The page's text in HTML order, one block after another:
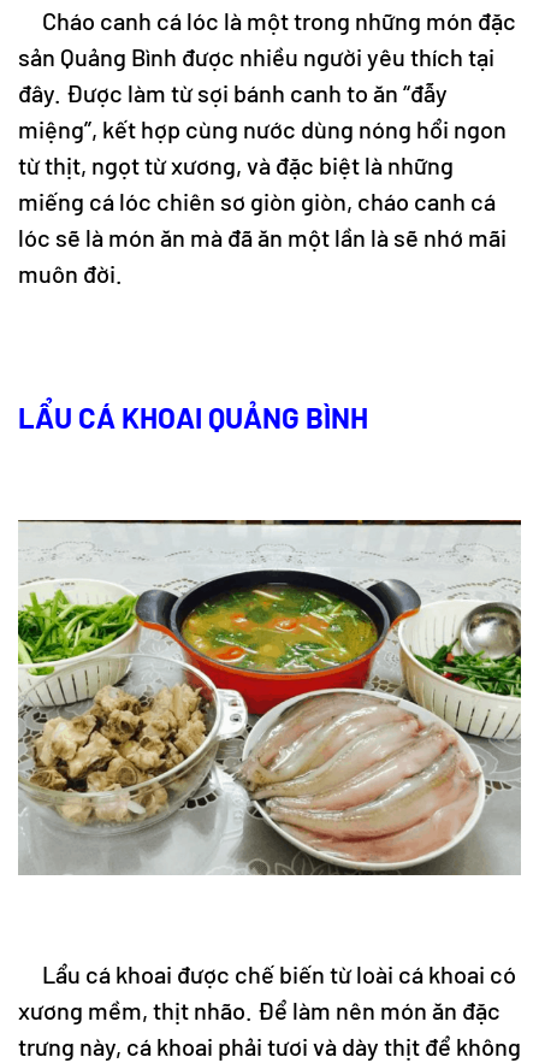
Cháo canh cá lóc là một trong những món đặc
sản Quảng Bình được nhiều người yêu thích tại
đây. Được làm từ sợi bánh canh to ăn “đẫy
miệng”, kết hợp cùng nước dùng nóng hổi ngon
từ thịt, ngọt từ xương, và đặc biệt là những
miếng cá lóc chiên sơ giòn giòn, cháo canh cá
lóc sẽ là món ăn mà đã ăn một lần là sẽ nhớ mãi
muôn đời.
LẨU CÁ KHOAI QUẢNG BÌNH
Lẩu cá khoai được chế biến từ loài cá khoai có
xương mềm, thịt nhão. Để làm nên món ăn đặc
trưng này, cá khoai phải tươi và dày thịt để không